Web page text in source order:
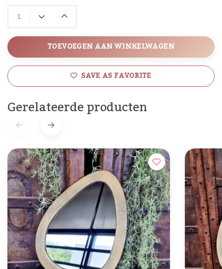
TOEVOEGEN AAN WINKELWAGEN
SAVE AS FAVORITE
Gerelateerde producten